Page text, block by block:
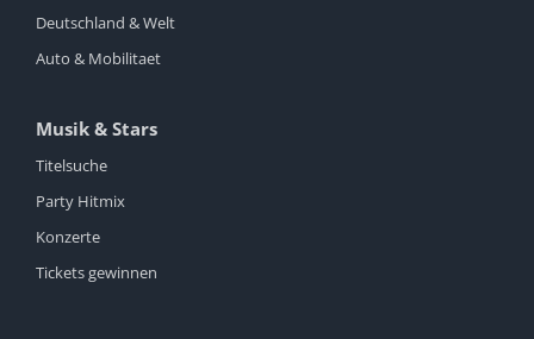
Deutschland & Welt
Auto & Mobilitaet
Musik & Stars
Titelsuche
Party Hitmix
Konzerte
Tickets gewinnen